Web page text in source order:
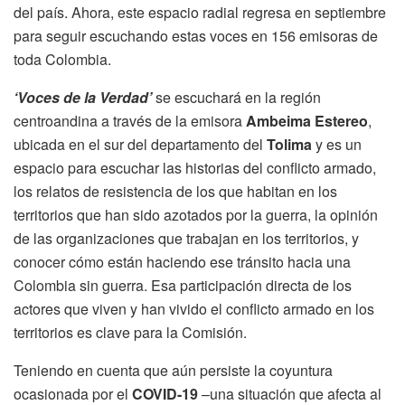
del país. Ahora, este espacio radial regresa en septiembre
para seguir escuchando estas voces en 156 emisoras de
toda Colombia.
‘Voces de la Verdad’se escuchará en la región
centroandina a través de la emisora Ambeima Estereo,
ubicada en el sur del departamento del Tolima y es un
espacio para escuchar las historias del conflicto armado,
los relatos de resistencia de los que habitan en los
territorios que han sido azotados por la guerra, la opinión
de las organizaciones que trabajan en los territorios, y
conocer cómo están haciendo ese tránsito hacia una
Colombia sin guerra. Esa participación directa de los
actores que viven y han vivido el conflicto armado en los
territorios es clave para la Comisión.
Teniendo en cuenta que aún persiste la coyuntura
ocasionada por el COVID-19–una situación que afecta al